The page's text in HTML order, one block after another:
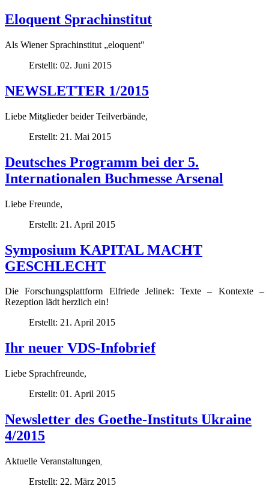
Eloquent Sprachinstitut
Als Wiener Sprachinstitut „eloquent"
Erstellt: 02. Juni 2015
NEWSLETTER 1/2015
Liebe Mitglieder beider Teilverbände,
Erstellt: 21. Mai 2015
Deutsches Programm bei der 5.
Internationalen Buchmesse Arsenal
Liebe Freunde,
Erstellt: 21. April 2015
Symposium KAPITAL MACHT
GESCHLECHT
Die Forschungsplattform Elfriede Jelinek: Texte – Kontexte –
Rezeption lädt herzlich ein!
Erstellt: 21. April 2015
Ihr neuer VDS-Infobrief
Liebe Sprachfreunde,
Erstellt: 01. April 2015
Newsletter des Goethe-Instituts Ukraine
4/2015
Aktuelle Veranstaltungen,
Erstellt: 22. März 2015